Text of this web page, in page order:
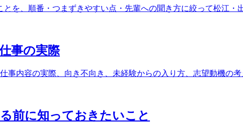
を、順番・つまずきやすい点・先輩への聞き方に絞って松江・
事の実際
内容の実際、向き不向き、未経験からの入り方、志望動機の
前に知っておきたいこと